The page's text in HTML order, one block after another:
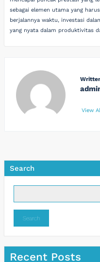
sebagai elemen utama yang
berjalannya waktu, investasi
yang nyata dalam produktivitas
View
Search
Search
Recent Posts